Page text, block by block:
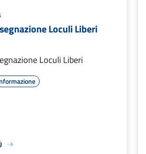
Loculi Liberi
Loculi Liberi